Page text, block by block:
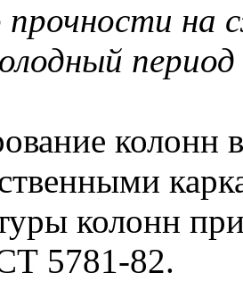
прочности на
период
колонн
колонн
5781-82.